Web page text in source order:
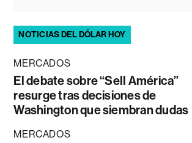
NOTICIAS DEL DÓLAR HOY
MERCADOS
El debate sobre “Sell América”
resurge tras decisiones de
Washington que siembran dudas
MERCADOS